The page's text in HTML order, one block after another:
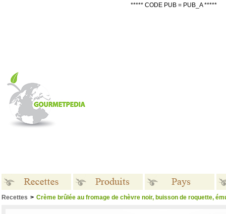
***** CODE PUB = PUB_A *****
Recettes > Crème brûlée au fromage de chèvre noir, buisson de roquette,